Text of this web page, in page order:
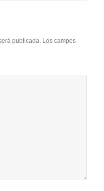
publicada. Los campos